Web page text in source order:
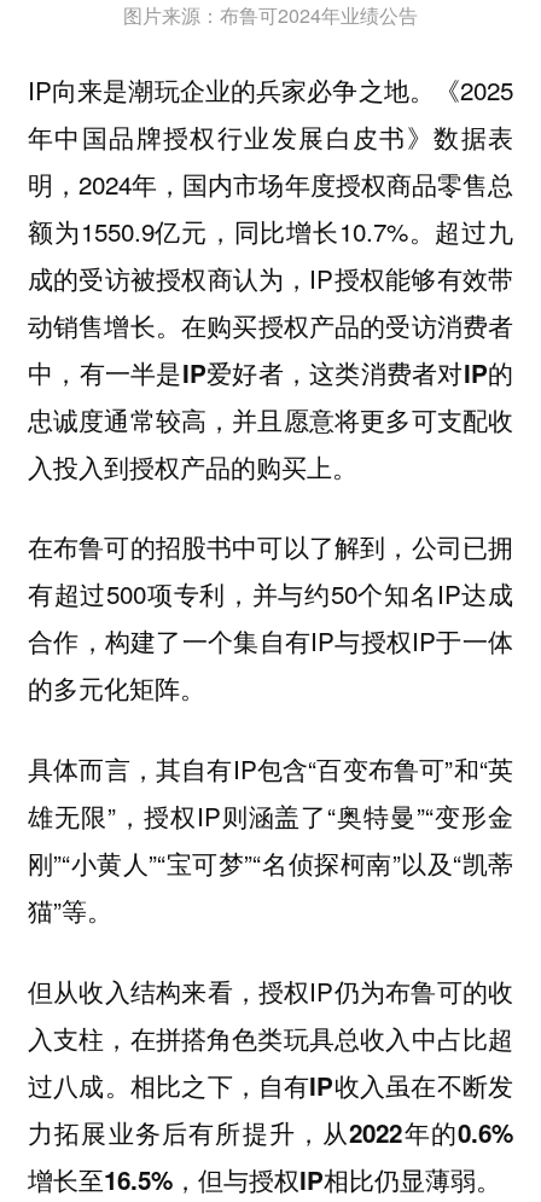
图片来源：布鲁可2024年业绩公告
IP向来是潮玩企业的兵家必争之地。《2025
年中国品牌授权行业发展白皮书》数据表
明，2024年，国内市场年度授权商品零售总
额为1550.9亿元，同比增长10.7%。超过九
成的受访被授权商认为，IP授权能够有效带
动销售增长。 在购买授权产品的受访消费者
中，有一半是IP爱好者，这类消费者对IP的
忠诚度通常较高，并且愿意将更多可支配收
入投入到授权产品的购买上。
在布鲁可的招股书中可以了解到，公司已拥
有超过500项专利，并与约50个知名IP达成
合作，构建了一个集自有IP与授权IP于一体
的多元化矩阵。
具体而言，其自有IP包含“百变布鲁可”和“英
雄无限”，授权IP则涵盖了“奥特曼”“变形金
刚”“小黄人”“宝可梦”“名侦探柯南”以及“凯蒂
猫”等。
但从收入结构来看，授权IP仍为布鲁可的收
入支柱，在拼搭角色类玩具总收入中占比超
过八成。 相比之下，自有IP收入虽在不断发
力拓展业务后有所提升，从2022年的0.6%
增长至16.5%，但与授权IP相比仍显薄弱。